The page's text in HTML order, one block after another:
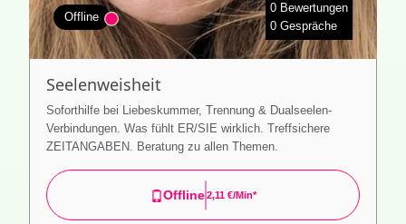
Offline
0 Bewertungen
0 Gespräche
Seelenweisheit
Soforthilfe bei Liebeskummer, Trennung & Dualseelen-
Verbindungen. Was fühlt ER/SIE wirklich. Treffsichere
ZEITANGABEN. Beratung zu allen Themen.
Offline 2,11 €/min*